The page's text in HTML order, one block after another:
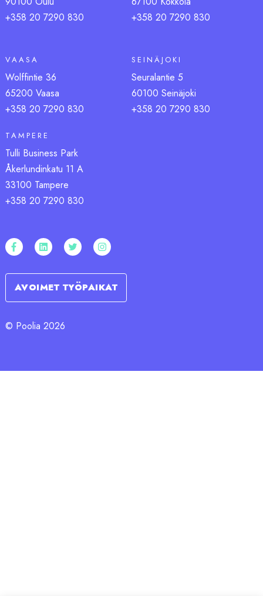
+358 20 7290 830
+358 20 7290 830
VAASA
Wolffintie 36
65200 Vaasa
+358 20 7290 830
SEINÄJOKI
Seuralantie 5
60100 Seinäjoki
+358 20 7290 830
TAMPERE
Tulli Business Park
Åkerlundinkatu 11 A
33100 Tampere
+358 20 7290 830
AVOIMET TYÖPAIKAT
© Poolia 2026